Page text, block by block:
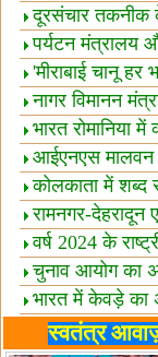
उछाल!
दूरसंचार तकनीक
उत्कृष्टता पुरस्कार
पर्यटन मंत्रालय
इंडिया में समझौता
'मीराबाई चानू हर
लिए प्रेरणा'
नागर विमानन
यात्रियों को सलाह
भारत रोमानिया में
साझेदारियां
आईएनएस मालवन
ताकत बढ़ाई
कोलकाता में शब्द
उद्घाटन
रामनगर-देहरादून
हरी झंडी
वर्ष 2024 के
पुरस्कारों की घोषणा
चुनाव आयोग का
भारतीय मीडिया
भारत में केवड़े का
लाख वर्ष!
लखनऊ में 'एक
स्वतंत्र